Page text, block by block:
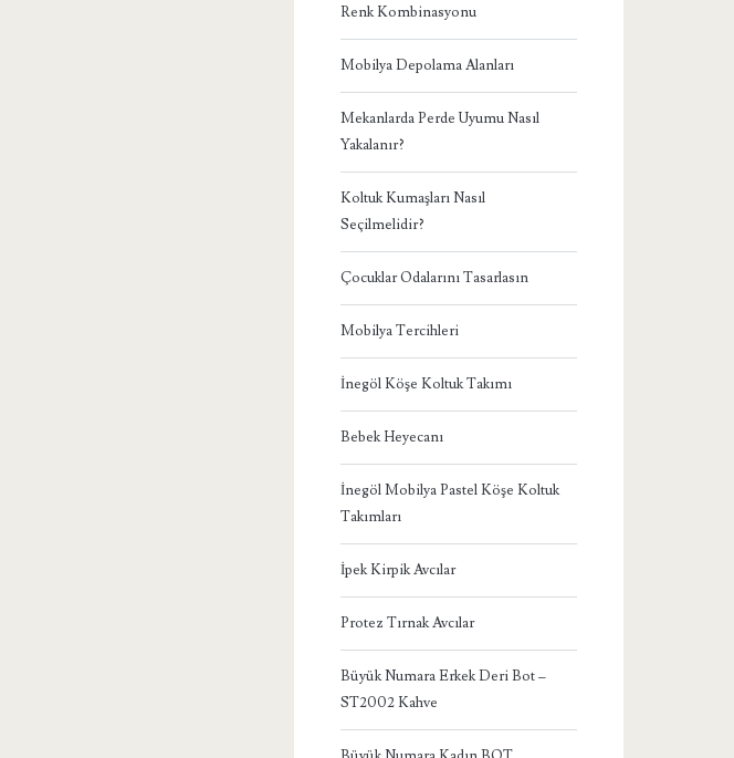
Renk Kombinasyonu
Mobilya Depolama Alanları
Mekanlarda Perde Uyumu Nasıl
Yakalanır?
Koltuk Kumaşları Nasıl
Seçilmelidir?
Çocuklar Odalarını Tasarlasın
Mobilya Tercihleri
İnegöl Köşe Koltuk Takımı
Bebek Heyecanı
İnegöl Mobilya Pastel Köşe Koltuk
Takımları
İpek Kirpik Avcılar
Protez Tırnak Avcılar
Büyük Numara Erkek Deri Bot –
ST2002 Kahve